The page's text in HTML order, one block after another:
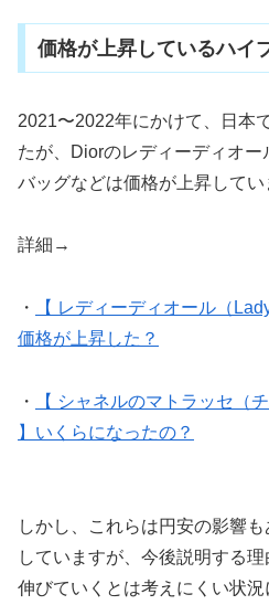
価格が上昇しているハイ
2021〜2022年にかけて、日本
たが、Diorのレディーディオ
バッグなどは価格が上昇してい
詳細→
・
【 レディーディオール（
価格が上昇した？
・
【 シャネルのマトラッセ（
】いくらになったの？
しかし、これらは円安の影響
していますが、今後説明する
伸びていくとは考えにくい状況